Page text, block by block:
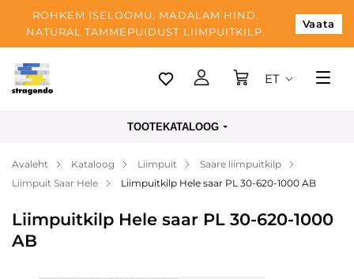
ROHKEM ISELOOMU, MADALAM HIND.
NATURAL TAMMEPUIDUST LIIMPUITKILP.
Vaata
Tallinn
Makse
Blogi
ET
TOOTEKATALOOG
Avaleht Kataloog Liimpuit
Saare liimpuitkilp
Liimpuit Saar Hele
Liimpuitkilp Hele saar PL 30-620-1000 AB
Liimpuitkilp Hele saar PL 30-620-1000
AB